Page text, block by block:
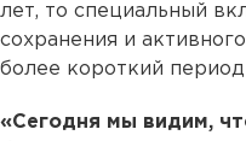
лет, то специальный
сохранения и
более короткий период
«Сегодня мы видим,